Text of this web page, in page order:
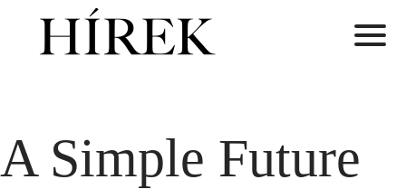
A Simple Future